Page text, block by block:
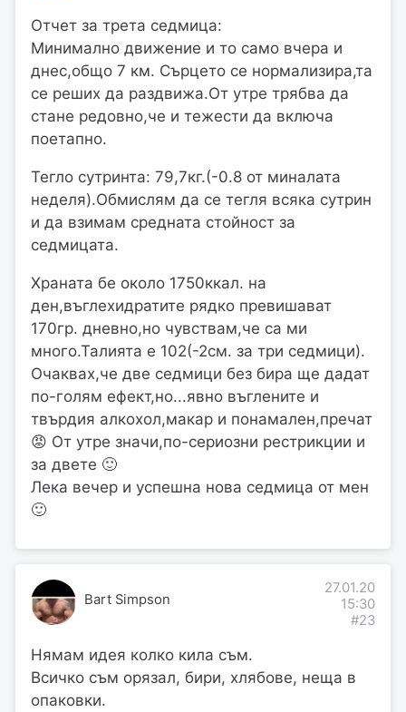
Отчет за трета седмица:
Минимално движение и то само вчера и
днес,общо 7 км. Сърцето се нормализира,та
се реших да раздвижа.От утре трябва да
стане редовно,че и тежести да включа
поетапно.
Тегло сутринта: 79,7кг.(-0.8 от миналата
неделя).Обмислям да се тегля всяка сутрин
и да взимам средната стойност за
седмицата.
Храната бе около 1750ккал. на
ден,въглехидратите рядко превишават
170гр. дневно,но чувствам,че са ми
много.Талията е 102(-2см. за три седмици).
Очаквах,че две седмици без бира ще дадат
по-голям ефект,но...явно въглените и
твърдия алкохол,макар и понамален,пречат
😡 От утре значи,по-сериозни рестрикции и
за двете 🙂
Лека вечер и успешна нова седмица от мен
🙂
Bart Simpson
27.01.20
15:30
#23
Нямам идея колко кила съм.
Всичко съм орязал, бири, хлябове, неща в
опаковки.